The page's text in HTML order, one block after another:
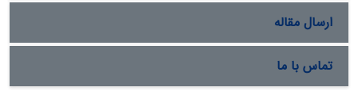
ارسال مقاله
تماس با ما